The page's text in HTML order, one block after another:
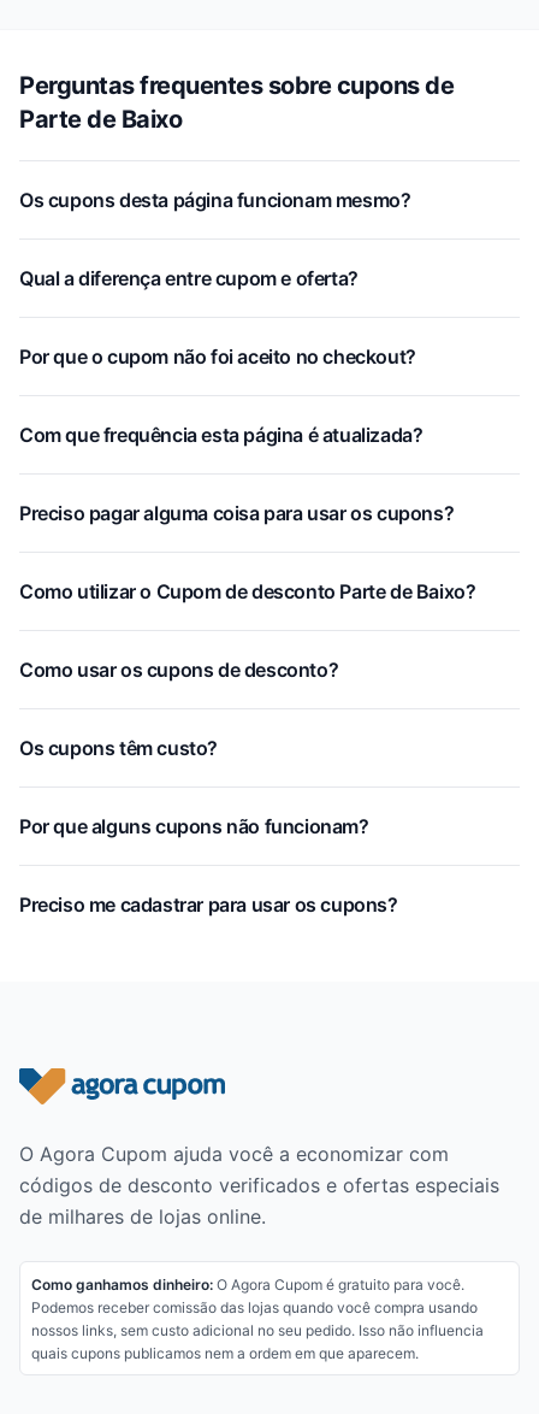
Perguntas frequentes sobre cupons de
Parte de Baixo
Os cupons desta página funcionam mesmo?
Qual a diferença entre cupom e oferta?
Por que o cupom não foi aceito no checkout?
Com que frequência esta página é atualizada?
Preciso pagar alguma coisa para usar os cupons?
Como utilizar o Cupom de desconto Parte de Baixo?
Como usar os cupons de desconto?
Os cupons têm custo?
Por que alguns cupons não funcionam?
Preciso me cadastrar para usar os cupons?
Rodapé do site
O Agora Cupom ajuda você a economizar com
códigos de desconto verificados e ofertas especiais
de milhares de lojas online.
Como ganhamos dinheiro:O Agora Cupom é gratuito para você.
Podemos receber comissão das lojas quando você compra usando
nossos links, sem custo adicional no seu pedido. Isso não influencia
quais cupons publicamos nem a ordem em que aparecem.